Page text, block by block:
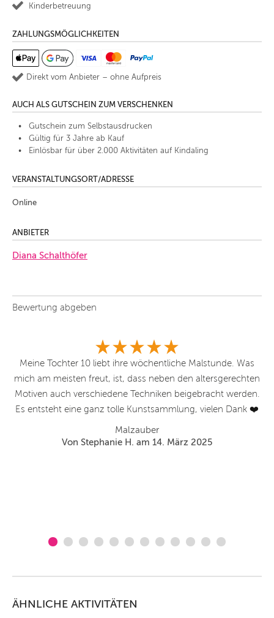
Kinderbetreuung
ZAHLUNGSMÖGLICHKEITEN
Direkt vom Anbieter – ohne Aufpreis
AUCH ALS GUTSCHEIN ZUM VERSCHENKEN
Gutschein zum Selbstausdrucken
Gültig für 3 Jahre ab Kauf
Einlösbar für über 2.000 Aktivitäten auf Kindaling
VERANSTALTUNGSORT/ADRESSE
Online
ANBIETER
Diana Schalthöfer
Bewertung abgeben
Meine Tochter 10 liebt ihre wöchentliche Malstunde. Was
mich am meisten freut, ist, dass neben den altersgerechten
Motiven auch verschiedene Techniken beigebracht werden.
Es entsteht eine ganz tolle Kunstsammlung, vielen Dank ❤️
Malzauber
Von Stephanie H. am 14. März 2025
ÄHNLICHE AKTIVITÄTEN